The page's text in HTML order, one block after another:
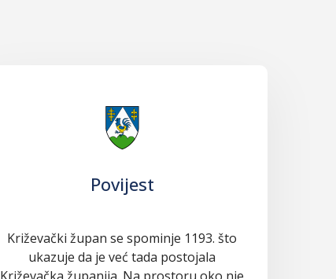
Povijest
Križevački župan se spominje 1193. što
ukazuje da je već tada postojala
Križevačka županija. Na prostoru oko nje